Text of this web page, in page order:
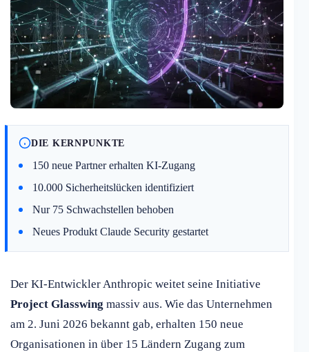
DIE KERNPUNKTE
150 neue Partner erhalten KI-Zugang
10.000 Sicherheitslücken identifiziert
Nur 75 Schwachstellen behoben
Neues Produkt Claude Security gestartet
Der KI-Entwickler Anthropic weitet seine Initiative
Project Glasswing massiv aus. Wie das Unternehmen
am 2. Juni 2026 bekannt gab, erhalten 150 neue
Organisationen in über 15 Ländern Zugang zum